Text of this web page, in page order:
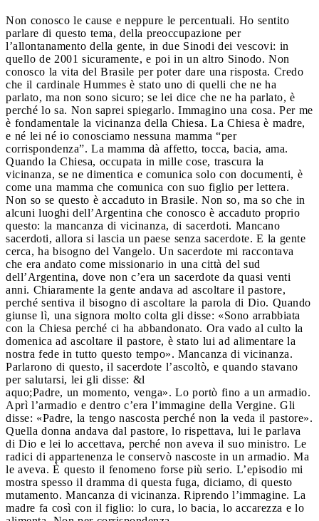
Non conosco le cause e neppure le percentuali. Ho sentito
parlare di questo tema, della preoccupazione per
l’allontanamento della gente, in due Sinodi dei vescovi: in
quello de 2001 sicuramente, e poi in un altro Sinodo. Non
conosco la vita del Brasile per poter dare una risposta. Credo
che il cardinale Hummes è stato uno di quelli che ne ha
parlato, ma non sono sicuro; se lei dice che ne ha parlato, è
perché lo sa. Non saprei spiegarlo. Immagino una cosa. Per me
è fondamentale la vicinanza della Chiesa. La Chiesa è madre,
e né lei né io conosciamo nessuna mamma “per
corrispondenza”. La mamma dà affetto, tocca, bacia, ama.
Quando la Chiesa, occupata in mille cose, trascura la
vicinanza, se ne dimentica e comunica solo con documenti, è
come una mamma che comunica con suo figlio per lettera.
Non so se questo è accaduto in Brasile. Non so, ma so che in
alcuni luoghi dell’Argentina che conosco è accaduto proprio
questo: la mancanza di vicinanza, di sacerdoti. Mancano
sacerdoti, allora si lascia un paese senza sacerdote. E la gente
cerca, ha bisogno del Vangelo. Un sacerdote mi raccontava
che era andato come missionario in una città del sud
dell’Argentina, dove non c’era un sacerdote da quasi venti
anni. Chiaramente la gente andava ad ascoltare il pastore,
perché sentiva il bisogno di ascoltare la parola di Dio. Quando
giunse lì, una signora molto colta gli disse: «Sono arrabbiata
con la Chiesa perché ci ha abbandonato. Ora vado al culto la
domenica ad ascoltare il pastore, è stato lui ad alimentare la
nostra fede in tutto questo tempo». Mancanza di vicinanza.
Parlarono di questo, il sacerdote l’ascoltò, e quando stavano
per salutarsi, lei gli disse: &l
aquo;Padre, un momento, venga». Lo portò fino a un armadio.
Aprì l’armadio e dentro c’era l’immagine della Vergine. Gli
disse: «Padre, la tengo nascosta perché non la veda il pastore».
Quella donna andava dal pastore, lo rispettava, lui le parlava
di Dio e lei lo accettava, perché non aveva il suo ministro. Le
radici di appartenenza le conservò nascoste in un armadio. Ma
le aveva. È questo il fenomeno forse più serio. L’episodio mi
mostra spesso il dramma di questa fuga, diciamo, di questo
mutamento. Mancanza di vicinanza. Riprendo l’immagine. La
madre fa così con il figlio: lo cura, lo bacia, lo accarezza e lo